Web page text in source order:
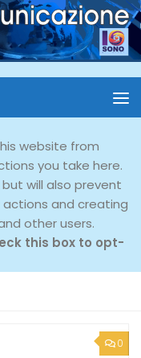
website from
you take here.
will also prevent
and creating
other users.
this box to opt-
0